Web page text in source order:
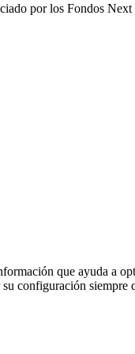
por los Fondos
que ayuda a
configuración siempre